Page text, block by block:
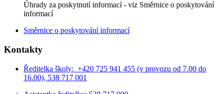
Úhrady za poskytnutí informací - viz Směrnice o poskytování
informací
Směrnice o poskytování informací
Kontakty
Ředitelka školy: +420 725 941 455 (v provozu od 7.00 do
16.00), 538 717 001